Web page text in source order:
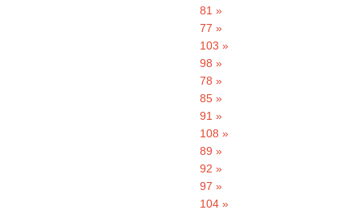
81 »
77 »
103 »
98 »
78 »
85 »
91 »
108 »
89 »
92 »
97 »
104 »